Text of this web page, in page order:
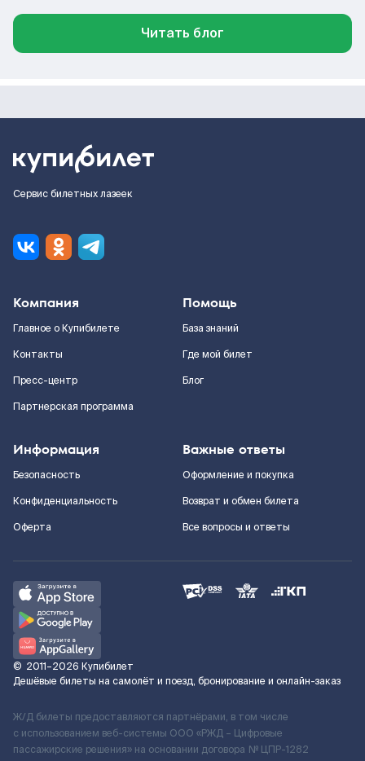
Читать блог
Сервис билетных лазеек
Компания
Главное о Купибилете
Контакты
Пресс-центр
Партнерская программа
Помощь
База знаний
Где мой билет
Блог
Информация
Безопасность
Конфиденциальность
Оферта
Важные ответы
Оформление и покупка
Возврат и обмен билета
Все вопросы и ответы
© 2011–2026 Купибилет
Дешёвые билеты на самолёт и поезд, бронирование и онлайн-заказ
Ж/Д билеты предоставляются партнёрами, в том числе
с использованием веб-системы ООО «РЖД – Цифровые
пассажирские решения» на основании договора № ЦПР-1282